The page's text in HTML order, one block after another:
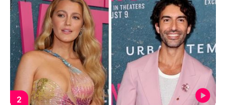
2